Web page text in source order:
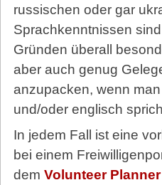
russischen oder gar
Sprachkenntnissen
Gründen überall
aber auch genug
anzupacken, wenn
und/oder englisch
In jedem Fall ist eine
bei einem
dem Volunteer Planner